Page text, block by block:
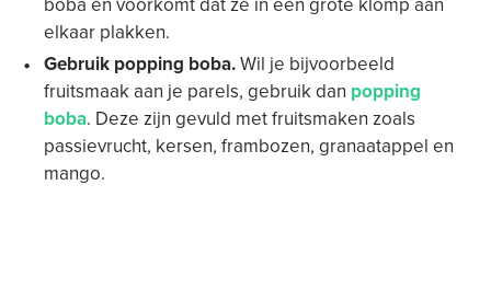
elkaar plakken.
Gebruik popping boba.Wil je bijvoorbeeld
fruitsmaak aan je parels, gebruik dan popping
boba. Deze zijn gevuld met fruitsmaken zoals
passievrucht, kersen, frambozen, granaatappel en
mango.